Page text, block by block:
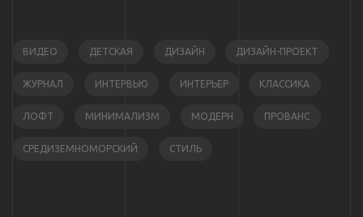
ВИДЕО ДЕТСКАЯ ДИЗАЙН ДИЗАЙН-ПРОЕКТ
ЖУРНАЛ ИНТЕРВЬЮ ИНТЕРЬЕР КЛАССИКА
ЛОФТ МИНИМАЛИЗМ МОДЕРН ПРОВАНС
СРЕДИЗЕМНОМОРСКИЙ СТИЛЬ